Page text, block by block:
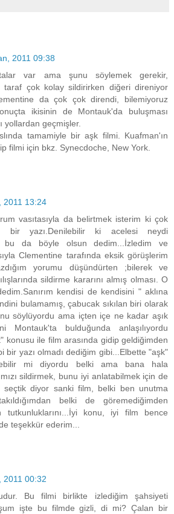
2011 09:38
var ama şunu söylemek gerekir,
çok kolay sildirirken diğeri direniyor
da çok çok direndi, bilemiyoruz
ikisinin de Montauk'da buluşması
yollardan geçmişler.
tamamiyle bir aşk filmi. Kuafman'ın
filmi için bkz. Synecdoche, New York.
2011 13:24
vasıtasıyla da belirtmek isterim ki çok
bir yazı.Denilebilir ki acelesi neydi
bu da böyle olsun dedim...İzledim ve
Clementine tarafında eksik görüşlerim
yorumu düşündürten ;bilerek ve
sildirme kararını almış olması. O
kendisi de kendisini " aklına
bulamamış, çabucak sıkılan biri olarak
söylüyordu ama içten içe ne kadar aşık
Montauk'ta bulduğunda anlaşılıyordu
konusu ile film arasında gidip geldiğimden
bir yazı olmadı dediğim gibi...Elbette "aşk"
mi diyordu belki ama bana hala
sildirmek, bunu iyi anlatabilmek için de
seçtik diyor sanki film, belki ben unutma
belki de göremediğimden
tutkunluklarını...İyi konu, iyi film bence
teşekkür ederim...
2011 00:32
Bu filmi birlikte izlediğim şahsiyeti
işte bu filmde gizli, di mi? Çalan bir